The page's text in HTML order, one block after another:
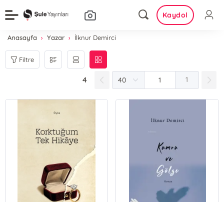
Kaydol
Anasayfa Yazar İlknur Demirci
Filtre
4 1